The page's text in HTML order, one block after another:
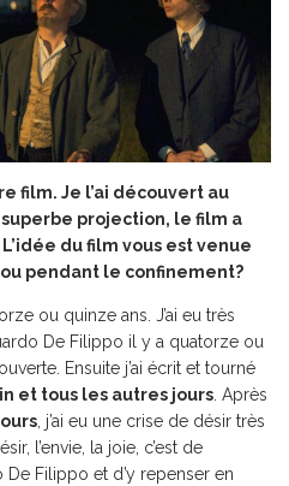
film. Je l’ai découvert au
projection, le film a
du film vous est venue
pendant le confinement?
ou quinze ans. J’ai eu très
De Filippo il y a quatorze ou
Ensuite j’ai écrit et tourné
et tous les autres jours . Après
, j’ai eu une crise de désir très
l’envie, la joie, c’est de
De Filippo et d’y repenser en